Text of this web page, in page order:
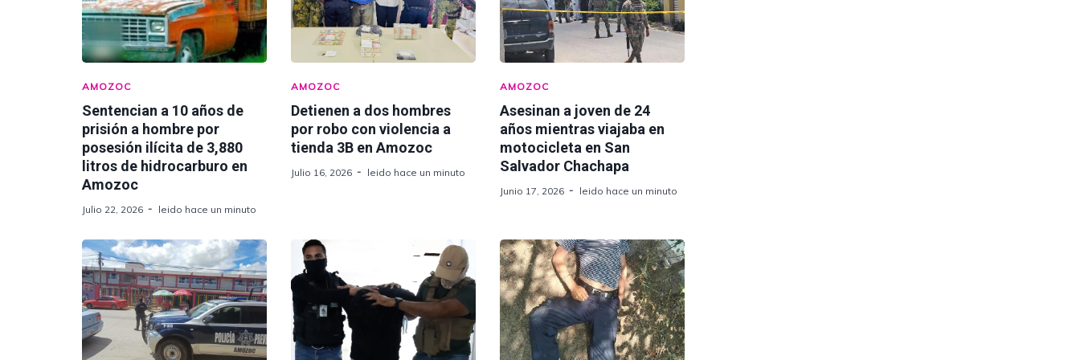
AMOZOC
Sentencian a 10 años de
prisión a hombre por
posesión ilícita de 3,880
litros de hidrocarburo en
Amozoc
Julio 22, 2026 leido hace un minuto
AMOZOC
Detienen a dos hombres
por robo con violencia a
tienda 3B en Amozoc
Julio 16, 2026 leido hace un minuto
AMOZOC
Asesinan a joven de 24
años mientras viajaba en
motocicleta en San
Salvador Chachapa
Junio 17, 2026 leido hace un minuto